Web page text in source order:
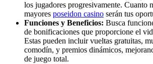
los jugadores progresivamente. Cuanto
mayores poseidon casino serán tus
Funciones y Beneficios: Busca
de bonificaciones que proporcione el
Estas pueden incluir vueltas gratuitas,
comodín, y premios dinámicos,
de juego total.